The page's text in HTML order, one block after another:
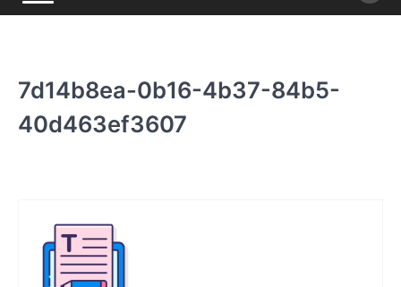
7d14b8ea-0b16-4b37-84b5-
40d463ef3607